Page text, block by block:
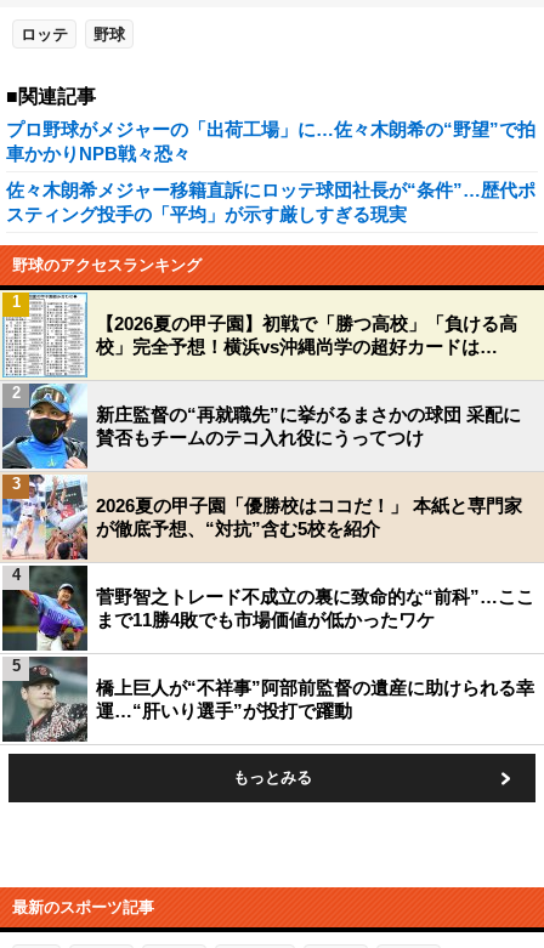
ロッテ 野球
■関連記事
プロ野球がメジャーの「出荷工場」に…佐々木朗希の“野望”で拍
車かかりNPB戦々恐々
佐々木朗希メジャー移籍直訴にロッテ球団社長が“条件”…歴代ポ
スティング投手の「平均」が示す厳しすぎる現実
野球のアクセスランキング
【2026夏の甲子園】初戦で「勝つ高校」「負ける高
校」完全予想！横浜vs沖縄尚学の超好カードは…
1
新庄監督の“再就職先”に挙がるまさかの球団 采配に
賛否もチームのテコ入れ役にうってつけ
2
2026夏の甲子園「優勝校はココだ！」 本紙と専門家
が徹底予想、“対抗”含む5校を紹介
3
菅野智之トレード不成立の裏に致命的な“前科”…ここ
まで11勝4敗でも市場価値が低かったワケ
4
橋上巨人が“不祥事”阿部前監督の遺産に助けられる幸
運…“肝いり選手”が投打で躍動
5
もっとみる
最新のスポーツ記事